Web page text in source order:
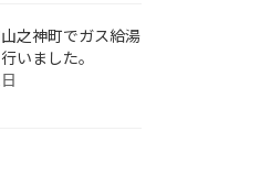
之神町でガス給湯
いました。